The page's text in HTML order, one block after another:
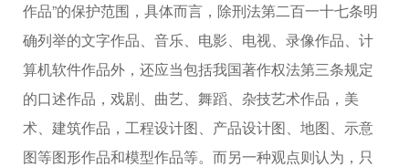
作品”的保护范围，具体而言，除刑法第二百一十七条明
确列举的文字作品、音乐、电影、电视、录像作品、计
算机软件作品外，还应当包括我国著作权法第三条规定
的口述作品，戏剧、曲艺、舞蹈、杂技艺术作品，美
术、建筑作品，工程设计图、产品设计图、地图、示意
图等图形作品和模型作品等。而另一种观点则认为，只